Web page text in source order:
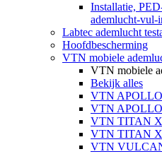
Installatie,
ademlucht-vul-
Labtec ademlucht
Hoofdbescherming
VTN mobiele
VTN mobiele
Bekijk alles
VTN APOLLO
VTN APOLLO
VTN TITAN
VTN TITAN
VTN VULCAN